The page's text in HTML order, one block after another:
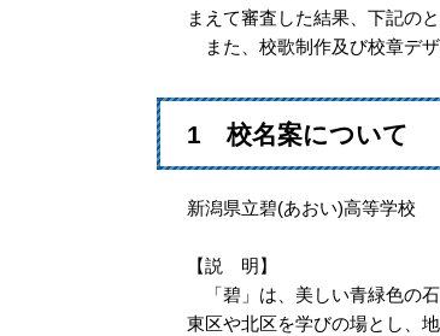
まえて審査した結果、下記の
また、校歌制作及び校章デ
1 校名案について
新潟県立碧(あおい)高等学校
【説 明】
「碧」は、美しい青緑色の
東区や北区を学びの場とし、